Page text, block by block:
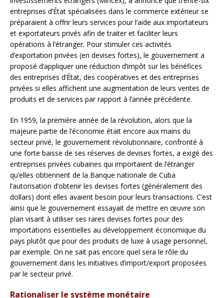
entreprises d’État spécialisées dans le commerce extérieur se
préparaient à offrir leurs services pour l’aide aux importateurs
et exportateurs privés afin de traiter et faciliter leurs
opérations à l’étranger. Pour stimuler ces activités
d’exportation privées (en devises fortes), le gouvernement a
proposé d’appliquer une réduction d’impôt sur les bénéfices
des entreprises d’État, des coopératives et des entreprises
privées si elles affichent une augmentation de leurs ventes de
produits et de services par rapport à l’année précédente.
En 1959, la première année de la révolution, alors que la
majeure partie de l’économie était encore aux mains du
secteur privé, le gouvernement révolutionnaire, confronté à
une forte baisse de ses réserves de devises fortes, a exigé des
entreprises privées cubaines qui importaient de l’étranger
qu’elles obtiennent de la Banque nationale de Cuba
l’autorisation d’obtenir les devises fortes (généralement des
dollars) dont elles avaient besoin pour leurs transactions. C’est
ainsi que le gouvernement essayait de mettre en œuvre son
plan visant à utiliser ses rares devises fortes pour des
importations essentielles au développement économique du
pays plutôt que pour des produits de luxe à usage personnel,
par exemple. On ne sait pas encore quel sera le rôle du
gouvernement dans les initiatives d’import/export proposées
par le secteur privé.
Rationaliser le système monétaire